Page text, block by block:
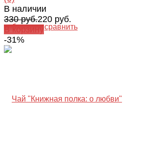
избранное сравнить
В наличии
330 руб.220 руб.
В корзину
-31%